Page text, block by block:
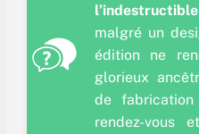
malgré un
édition ne
glorieux
de
rendez-vous